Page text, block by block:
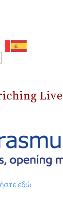
εδώ